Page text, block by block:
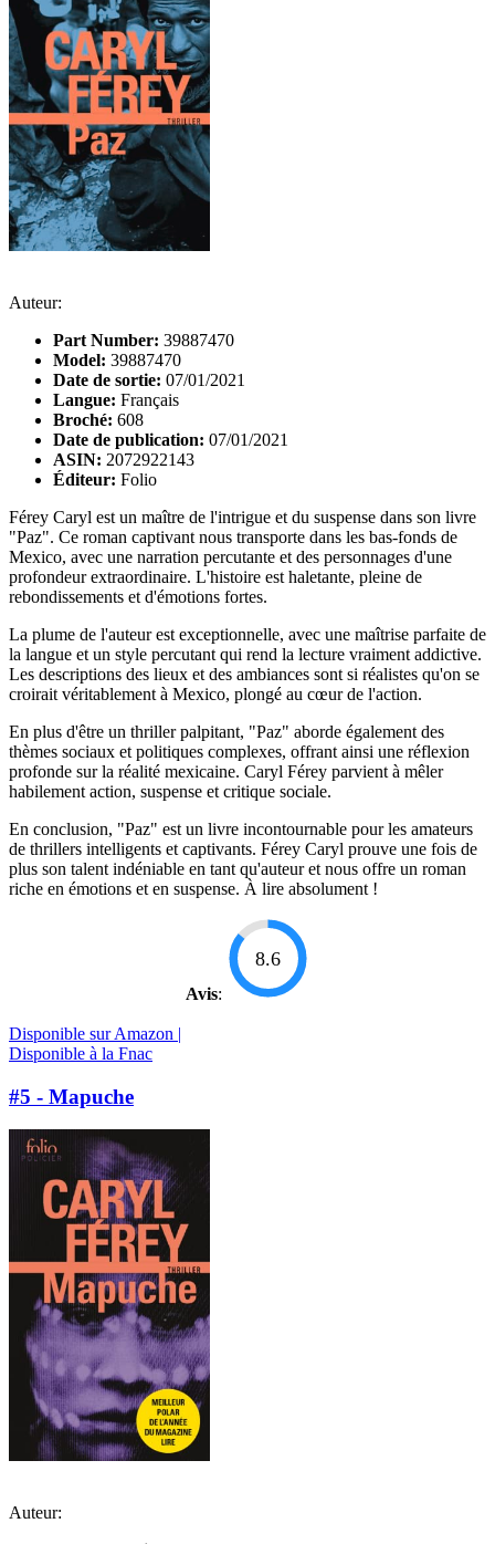
Auteur:
Part Number: 39887470
Model: 39887470
Date de sortie: 07/01/2021
Langue: Français
Broché: 608
Date de publication: 07/01/2021
ASIN: 2072922143
Éditeur: Folio
Férey Caryl est un maître de l'intrigue et du suspense dans son livre
"Paz". Ce roman captivant nous transporte dans les bas-fonds de
Mexico, avec une narration percutante et des personnages d'une
profondeur extraordinaire. L'histoire est haletante, pleine de
rebondissements et d'émotions fortes.
La plume de l'auteur est exceptionnelle, avec une maîtrise parfaite de
la langue et un style percutant qui rend la lecture vraiment addictive.
Les descriptions des lieux et des ambiances sont si réalistes qu'on se
croirait véritablement à Mexico, plongé au cœur de l'action.
En plus d'être un thriller palpitant, "Paz" aborde également des
thèmes sociaux et politiques complexes, offrant ainsi une réflexion
profonde sur la réalité mexicaine. Caryl Férey parvient à mêler
habilement action, suspense et critique sociale.
En conclusion, "Paz" est un livre incontournable pour les amateurs
de thrillers intelligents et captivants. Férey Caryl prouve une fois de
plus son talent indéniable en tant qu'auteur et nous offre un roman
riche en émotions et en suspense. À lire absolument !
Avis:
8.6
Disponible sur Amazon |
Disponible à la Fnac
#5 - Mapuche
Auteur: